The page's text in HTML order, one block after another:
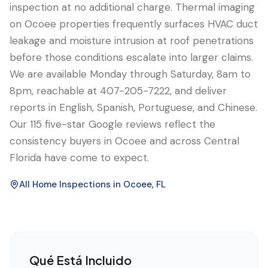
inspection at no additional charge. Thermal imaging
on Ocoee properties frequently surfaces HVAC duct
leakage and moisture intrusion at roof penetrations
before those conditions escalate into larger claims.
We are available Monday through Saturday, 8am to
8pm, reachable at 407-205-7222, and deliver
reports in English, Spanish, Portuguese, and Chinese.
Our 115 five-star Google reviews reflect the
consistency buyers in Ocoee and across Central
Florida have come to expect.
All Home Inspections in Ocoee, FL
Qué Está Incluido